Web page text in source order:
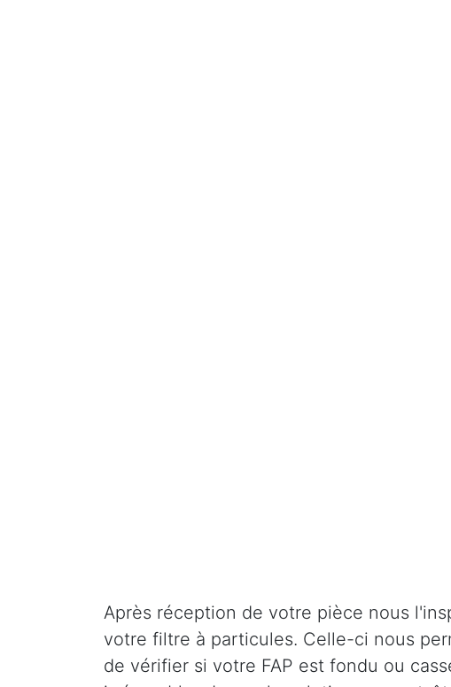
Après réception de votre pièce nous
votre filtre à particules. Celle-ci nous
de vérifier si votre FAP est fondu ou